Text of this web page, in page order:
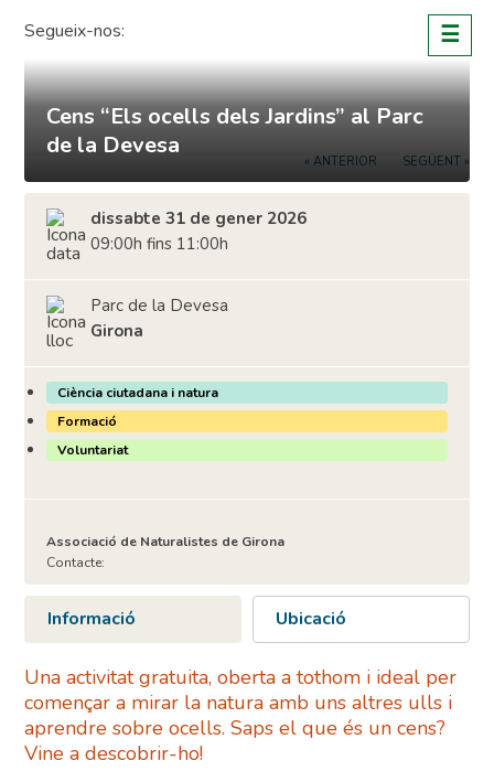
content
Segueix-nos: ☰
« ANTERIOR SEGÜENT »
Cens “Els ocells dels Jardins” al Parc
de la Devesa
dissabte 31 de gener 2026
09:00h fins 11:00h
Parc de la Devesa
Girona
Ciència ciutadana i natura
Formació
Voluntariat
Associació de Naturalistes de Girona
Contacte:
Informació Ubicació
Una activitat gratuita, oberta a tothom i ideal per
començar a mirar la natura amb uns altres ulls i
aprendre sobre ocells. Saps el que és un cens?
Vine a descobrir-ho!